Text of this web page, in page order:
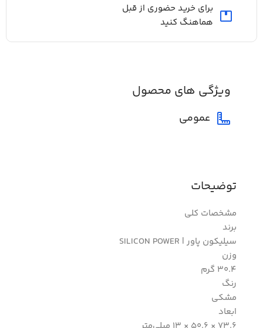
برای خرید حضوری از قبل
هماهنگ کنید
توضیحات
مشخصات کلی
برند
سیلیکون پاور | SILICON POWER
وزن
30.4 گرم
رنگ
مشکی
ابعاد
ویژگی های محصول
عمومی